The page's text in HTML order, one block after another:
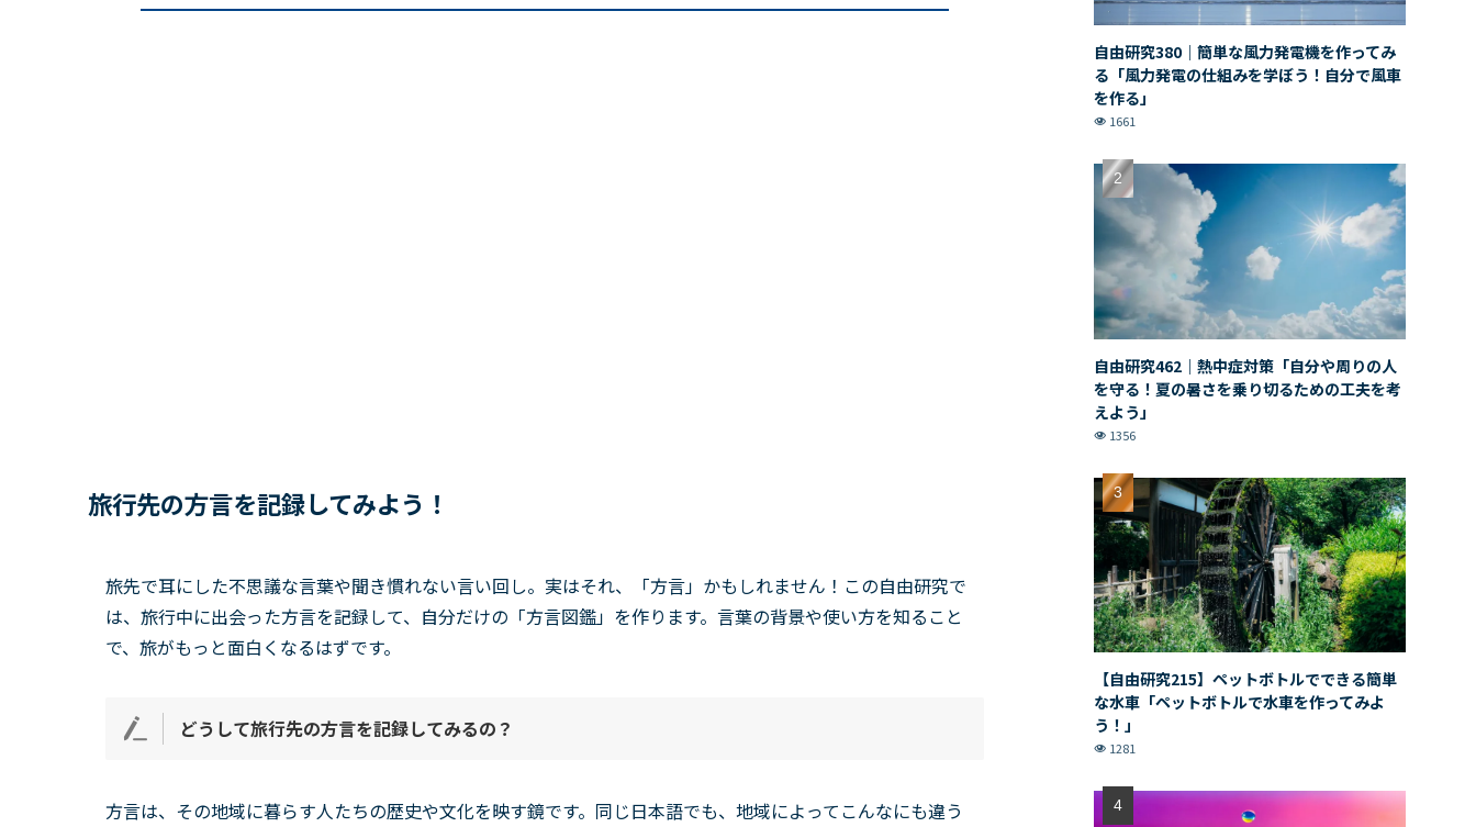
旅行先の方言を記録してみよう！
旅先で耳にした不思議な言葉や聞き慣れない言い回し。実はそれ、「方言」かもしれません！この自由研究で
は、旅行中に出会った方言を記録して、自分だけの「方言図鑑」を作ります。言葉の背景や使い方を知ること
で、旅がもっと面白くなるはずです。
どうして旅行先の方言を記録してみるの？
方言は、その地域に暮らす人たちの歴史や文化を映す鏡です。同じ日本語でも、地域によってこんなにも違う
自由研究380｜簡単な風力発電機を作ってみ
る「風力発電の仕組みを学ぼう！自分で風車
を作る」
1661
自由研究462｜熱中症対策「自分や周りの人
を守る！夏の暑さを乗り切るための工夫を考
えよう」
1356
【自由研究215】ペットボトルでできる簡単
な水車「ペットボトルで水車を作ってみよ
う！」
1281